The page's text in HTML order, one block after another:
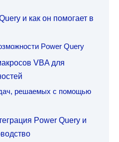
и как он помогает в
Power Query
VBA для
решаемых с помощью
Power Query и